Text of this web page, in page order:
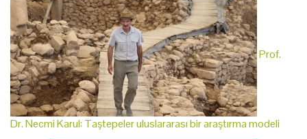
Prof.
Dr. Necmi Karul: Taştepeler uluslararası bir araştırma modeli